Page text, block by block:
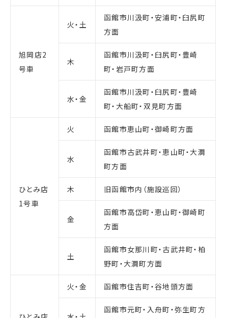
旭岡店2
号車
火・土
函館市川汲町・安浦町・臼尻町
方面
木
函館市川汲町・臼尻町・豊崎
町・岩戸町方面
水・金
函館市川汲町・臼尻町・豊崎
町・大船町・双見町方面
ひとみ店
1号車
火 函館市恵山町・御崎町方面
水
函館市古武井町・恵山町・大澗
町方面
木 旧函館市内（施設巡回）
金
函館市高岱町・恵山町・御崎町
方面
土
函館市女那川町・古武井町・柏
野町・大澗町方面
火・金 函館市住吉町・谷地頭方面
函館市元町・入舟町・弥生町方